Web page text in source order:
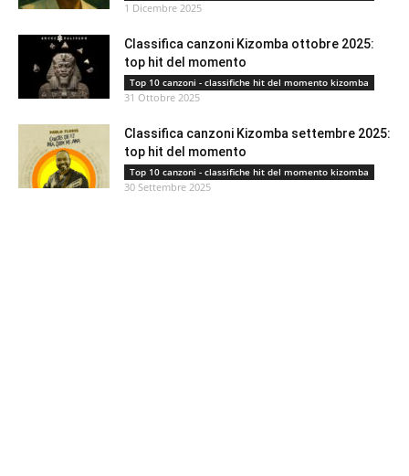
1 Dicembre 2025
Classifica canzoni Kizomba ottobre 2025:
top hit del momento
Top 10 canzoni - classifiche hit del momento kizomba
31 Ottobre 2025
Classifica canzoni Kizomba settembre 2025:
top hit del momento
Top 10 canzoni - classifiche hit del momento kizomba
30 Settembre 2025